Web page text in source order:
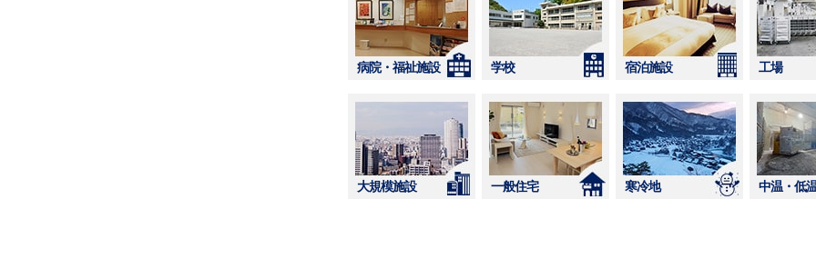
病院・福祉施設 学校 宿泊施設 工場
大規模施設 一般住宅 寒冷地 中温・低